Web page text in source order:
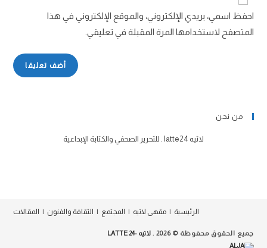
احفظ اسمي، بريدي الإلكتروني، والموقع الإلكتروني في هذا
المتصفح لاستخدامها المرة المقبلة في تعليقي.
من نحن
لاتيه latte24 . للتحرير الصحفي والكتابة الإبداعية
الرئيسية مقهى لاتيه المجتمع الثقافة والفنون المقالات
جميع الحقوق محفوظة © 2026 . لاتيه -24 LATTE